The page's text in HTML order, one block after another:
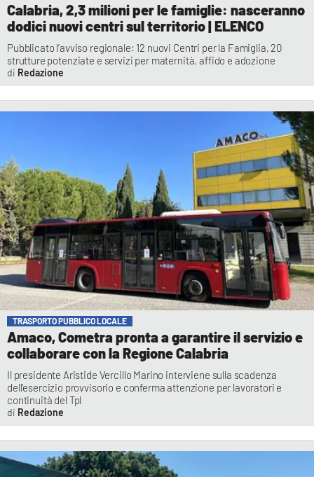
Calabria, 2,3 milioni per le famiglie: nasceranno
dodici nuovi centri sul territorio | ELENCO
Pubblicato l’avviso regionale: 12 nuovi Centri per la Famiglia, 20
strutture potenziate e servizi per maternità, affido e adozione
Redazione
TRASPORTO PUBBLICO LOCALE
Amaco, Cometra pronta a garantire il servizio e
collaborare con la Regione Calabria
Il presidente Aristide Vercillo Marino interviene sulla scadenza
dell’esercizio provvisorio e conferma attenzione per lavoratori e
continuità del Tpl
Redazione